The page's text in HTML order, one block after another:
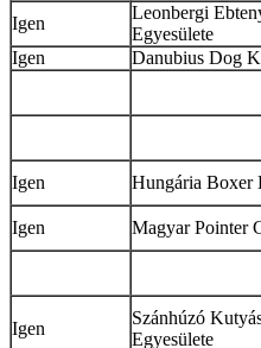
Igen
Leonbergi
Egyesülete
Igen
Danubius Dog
Igen
Hungária Boxer
Igen Magyar Pointer
Igen
Szánhúzó
Egyesülete